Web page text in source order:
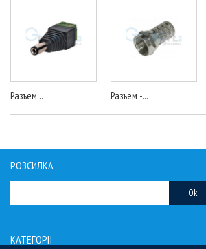
Разъем... Разъем -...
РОЗСИЛКА
Ok
КАТЕГОРІЇ